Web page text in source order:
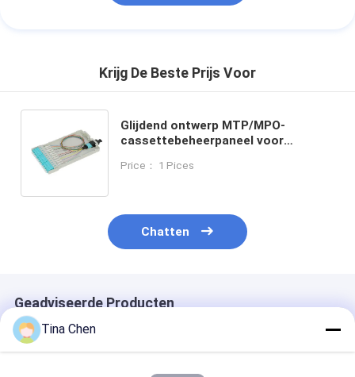
Krijg De Beste Prijs Voor
Glijdend ontwerp MTP/MPO-
cassettebeheerpaneel voor
°C tot 80 °C Temperatuurbereik
Price： 1 Pices
Chatten
Geadviseerde Producten
Tina Chen